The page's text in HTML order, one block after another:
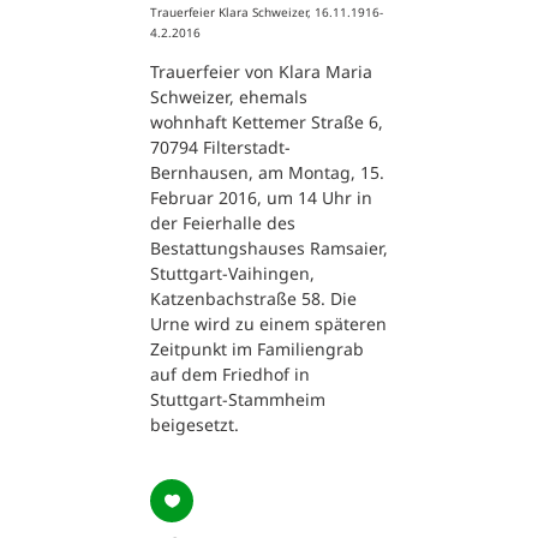
Trauerfeier Klara Schweizer, 16.11.1916-
4.2.2016
Trauerfeier von Klara Maria
Schweizer, ehemals
wohnhaft Kettemer Straße 6,
70794 Filterstadt-
Bernhausen, am Montag, 15.
Februar 2016, um 14 Uhr in
der Feierhalle des
Bestattungshauses Ramsaier,
Stuttgart-Vaihingen,
Katzenbachstraße 58. Die
Urne wird zu einem späteren
Zeitpunkt im Familiengrab
auf dem Friedhof in
Stuttgart-Stammheim
beigesetzt.